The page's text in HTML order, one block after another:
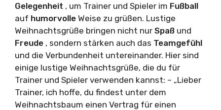
Gelegenheit , um Trainer und Spieler im Fußball
auf humorvolle Weise zu grüßen. Lustige
Weihnachtsgrüße bringen nicht nur Spaß und
Freude , sondern stärken auch das Teamgefühl
und die Verbundenheit untereinander. Hier sind
einige lustige Weihnachtsgrüße, die du für
Trainer und Spieler verwenden kannst: – „Lieber
Trainer, ich hoffe, du findest unter dem
Weihnachtsbaum einen Vertrag für einen